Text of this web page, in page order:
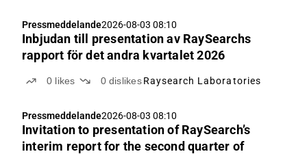
Pressmeddelande2026-08-03 08:10
Inbjudan till presentation av RaySearchs
rapport för det andra kvartalet 2026
0 likes 0 dislikes Raysearch Laboratories
Pressmeddelande2026-08-03 08:10
Invitation to presentation of RaySearch’s
interim report for the second quarter of